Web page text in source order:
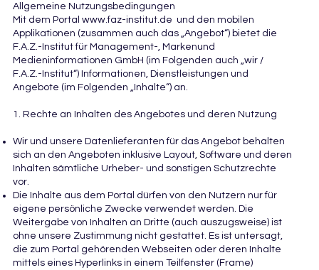
Allgemeine Nutzungsbedingungen
Mit dem Portal www.faz-institut.de und den mobilen
Applikationen (zusammen auch das „Angebot“) bietet die
F.A.Z.-Institut für Management-, Markenund
Medieninformationen GmbH (im Folgenden auch „wir /
F.A.Z.-Institut“) Informationen, Dienstleistungen und
Angebote (im Folgenden „Inhalte“) an.
1. Rechte an Inhalten des Angebotes und deren Nutzung
Wir und unsere Datenlieferanten für das Angebot behalten
sich an den Angeboten inklusive Layout, Software und deren
Inhalten sämtliche Urheber- und sonstigen Schutzrechte
vor.
Die Inhalte aus dem Portal dürfen von den Nutzern nur für
eigene persönliche Zwecke verwendet werden. Die
Weitergabe von Inhalten an Dritte (auch auszugsweise) ist
ohne unsere Zustimmung nicht gestattet. Es ist untersagt,
die zum Portal gehörenden Webseiten oder deren Inhalte
mittels eines Hyperlinks in einem Teilfenster (Frame)